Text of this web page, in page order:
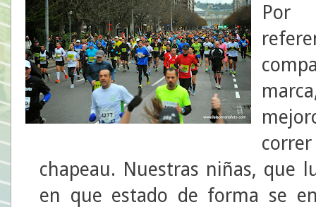
Por
chapeau. Nuestras niñas, que
en que estado de forma se